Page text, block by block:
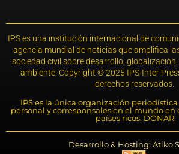
IPS es una institución internacional de
agencia mundial de noticias que amplifica
sociedad civil sobre desarrollo,
ambiente. Copyright © 2025 IPS-Inter
derechos reservados.
IPS es la única organización
personal y corresponsales en el mundo en
países ricos. DONAR
Desarrollo & Hosting: